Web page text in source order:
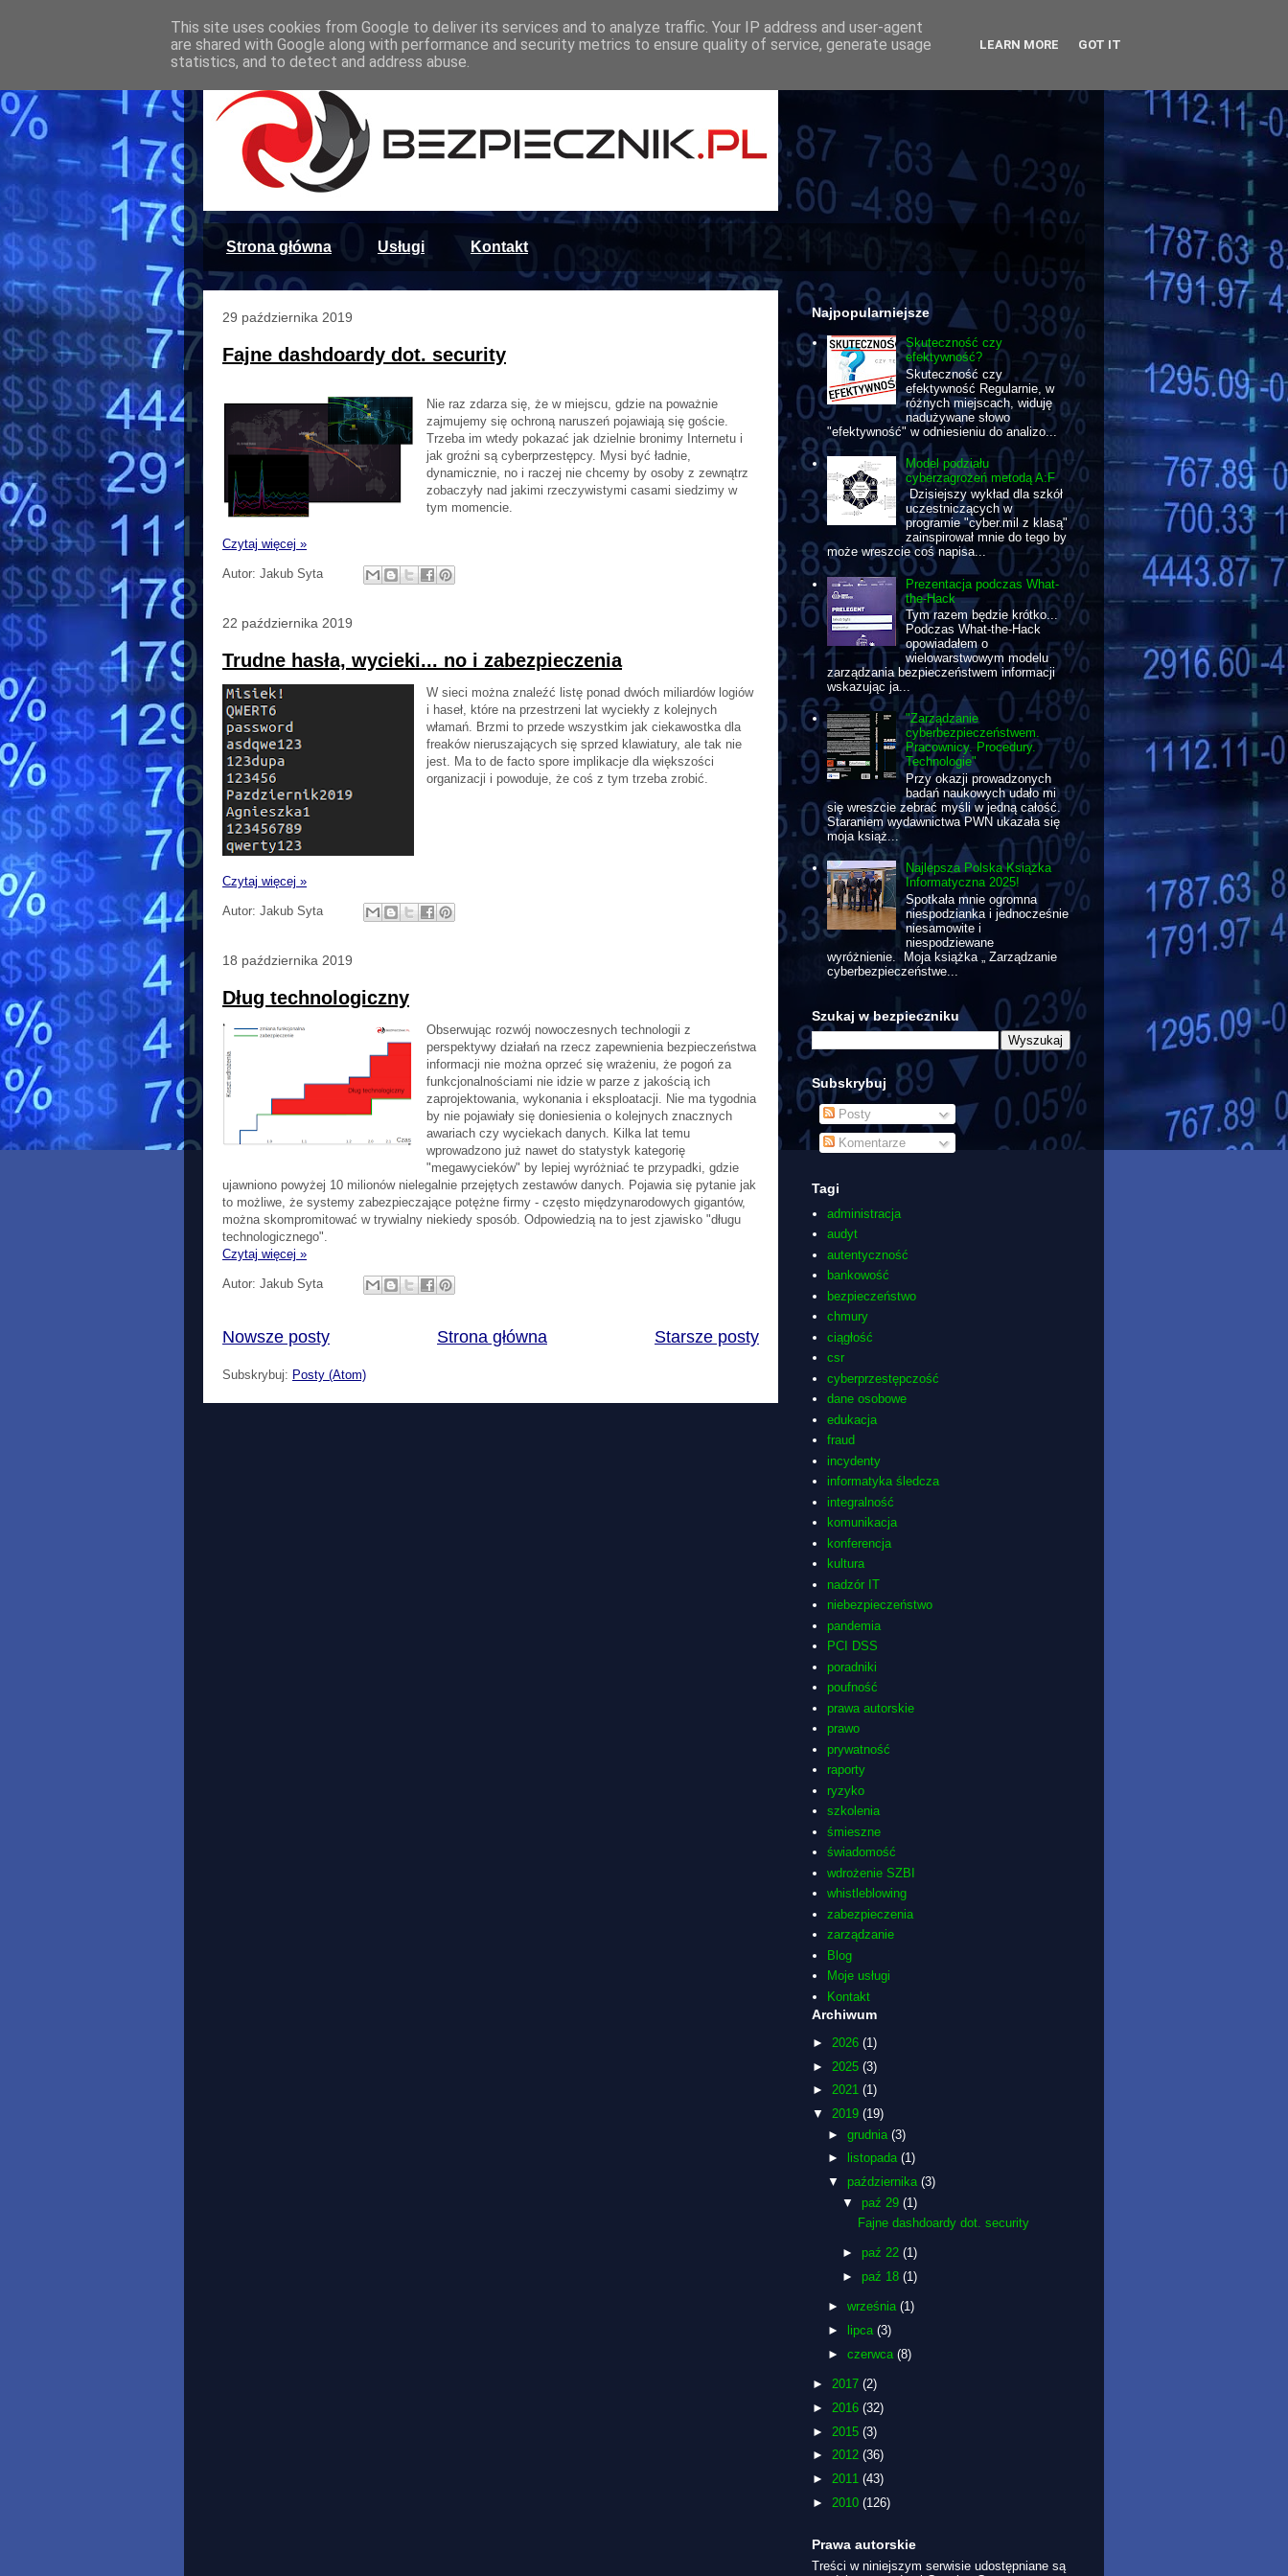
Strona główna Usługi Kontakt
29 października 2019
Fajne dashdoardy dot. security
Nie raz zdarza się, że w miejscu, gdzie na poważnie
zajmujemy się ochroną naruszeń pojawiają się goście.
Trzeba im wtedy pokazać jak dzielnie bronimy Internetu i
jak groźni są cyberprzestępcy. Mysi być ładnie,
dynamicznie, no i raczej nie chcemy by osoby z zewnątrz
zobaczyły nad jakimi rzeczywistymi casami siedzimy w
tym momencie.
Czytaj więcej »
Autor: Jakub Syta
22 października 2019
Trudne hasła, wycieki... no i zabezpieczenia
W sieci można znaleźć listę ponad dwóch miliardów logiów
i haseł, które na przestrzeni lat wyciekły z kolejnych
włamań. Brzmi to przede wszystkim jak ciekawostka dla
freaków nieruszających się sprzed klawiatury, ale tak nie
jest. Ma to de facto spore implikacje dla większości
organizacji i powoduje, że coś z tym trzeba zrobić.
Czytaj więcej »
Autor: Jakub Syta
18 października 2019
Dług technologiczny
Obserwując rozwój nowoczesnych technologii z
perspektywy działań na rzecz zapewnienia bezpieczeństwa
informacji nie można oprzeć się wrażeniu, że pogoń za
funkcjonalnościami nie idzie w parze z jakością ich
zaprojektowania, wykonania i eksploatacji. Nie ma tygodnia
by nie pojawiały się doniesienia o kolejnych znacznych
awariach czy wyciekach danych. Kilka lat temu
wprowadzono już nawet do statystyk kategorię
"megawycieków" by lepiej wyróżniać te przypadki, gdzie
ujawniono powyżej 10 milionów nielegalnie przejętych zestawów danych. Pojawia się pytanie jak
to możliwe, że systemy zabezpieczające potężne firmy - często międzynarodowych gigantów,
można skompromitować w trywialny niekiedy sposób. Odpowiedzią na to jest zjawisko "długu
technologicznego".
Czytaj więcej »
Autor: Jakub Syta
Nowsze posty Starsze posty
Strona główna
Subskrybuj: Posty (Atom)
Najpopularniejsze
Skuteczność czy
efektywność?
Skuteczność czy
efektywność Regularnie, w
różnych miejscach, widuję
nadużywane słowo
"efektywność" w odniesieniu do analizo...
Model podziału
cyberzagrożeń metodą A:F
Dzisiejszy wykład dla szkół
uczestniczących w
programie "cyber.mil z klasą"
zainspirował mnie do tego by
może wreszcie coś napisa...
Prezentacja podczas What-
the-Hack
Tym razem będzie krótko...
Podczas What-the-Hack
opowiadałem o
wielowarstwowym modelu
zarządzania bezpieczeństwem informacji
wskazując ja...
"Zarządzanie
cyberbezpieczeństwem.
Pracownicy. Procedury.
Technologie"
Przy okazji prowadzonych
badań naukowych udało mi
się wreszcie zebrać myśli w jedną całość.
Staraniem wydawnictwa PWN ukazała się
moja książ...
Najlepsza Polska Książka
Informatyczna 2025!
Spotkała mnie ogromna
niespodzianka i jednocześnie
niesamowite i
niespodziewane
wyróżnienie. Moja książka „ Zarządzanie
cyberbezpieczeństwe...
Szukaj w bezpieczniku
Subskrybuj
Posty
Komentarze
Tagi
administracja
audyt
autentyczność
bankowość
bezpieczeństwo
chmury
ciągłość
csr
cyberprzestępczość
dane osobowe
edukacja
fraud
incydenty
informatyka śledcza
integralność
komunikacja
konferencja
kultura
nadzór IT
niebezpieczeństwo
pandemia
PCI DSS
poradniki
poufność
prawa autorskie
prawo
prywatność
raporty
ryzyko
szkolenia
śmieszne
świadomość
wdrożenie SZBI
whistleblowing
zabezpieczenia
zarządzanie
Blog
Moje usługi
Kontakt
Archiwum
► 2026 (1)
► 2025 (3)
► 2021 (1)
▼ 2019 (19)
► grudnia (3)
►
listopada (1)
▼ października (3)
▼paź 29(1)
Fajne dashdoardy dot. security
►paź 22(1)
►paź 18(1)
► września (1)
►
lipca (3)
► czerwca (8)
► 2017 (2)
► 2016 (32)
► 2015 (3)
► 2012 (36)
► 2011 (43)
► 2010 (126)
Prawa autorskie
Treści w niniejszym serwisie udostępniane są
This site uses cookies from Google to deliver its services and to analyze traffic. Your IP address and user-agent
are shared with Google along with performance and security metrics to ensure quality of service, generate usage
statistics, and to detect and address abuse.
LEARN MORE GOT IT